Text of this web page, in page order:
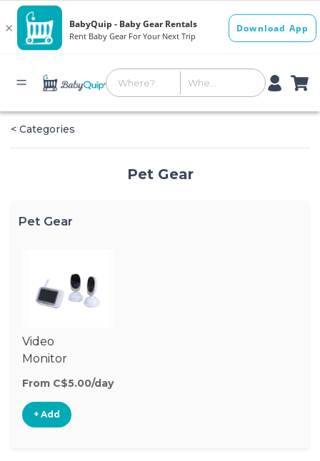
< Categories
Pet Gear
Pet Gear
Video
Monitor
From C$5.00/day
+ Add